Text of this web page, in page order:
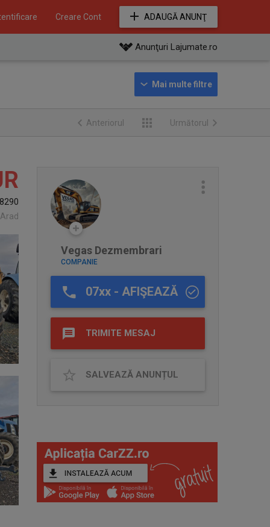
Creare Cont ADAUGĂ ANUNŢ
Anunţuri Lajumate.ro
Anteriorul Următorul
Vegas Dezmembrari
COMPANIE
07xx - AFIŞEAZĂ
TRIMITE MESAJ
SALVEAZĂ ANUNȚUL